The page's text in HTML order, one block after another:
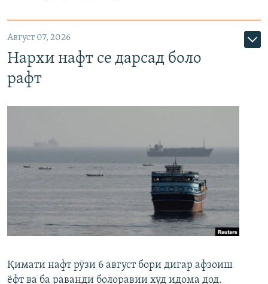
Август 07, 2026
Нархи нафт се дарсад боло
рафт
Қимати нафт рӯзи 6 август бори дигар афзоиш
ёфт ва ба раванди болоравии худ идома дод.